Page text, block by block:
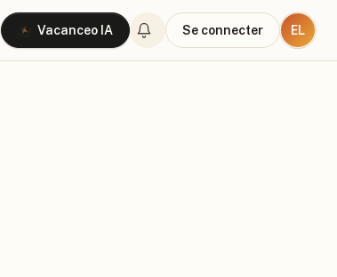
Vacanceo IA Se connecter EL